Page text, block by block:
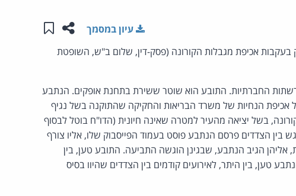
שתפו עמוד
שמור
עיון במסמך
אכיפת מגבלות הקורונה (פסק-דין, שלום ב"ש, השופטת
החברתיות. התובע הוא שוטר ששירת בתחנת אופקים. הנתבע
אכיפת הנחיות של משרד הבריאות והחקיקה שהתוקנה בשל נגיף
בשל יציאה מהעיר למטרה שאינה חיונית (הדו"ח בוטל לבסוף
הצדדים פרסם הנתבע פוסט בעמוד הפייסבוק שלו, אליו צורף
הגיב הנתבע, שבגינן הוגשה התביעה. התובע טען, בין
טען, בין היתר, לאירועים קודמים בין הצדדים שהיוו בסיס